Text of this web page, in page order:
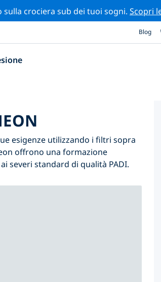
sulla crociera sub dei tuoi sogni. Scopri
Blog
esigenze utilizzando i filtri sopra
offrono una formazione
severi standard di qualità PADI.